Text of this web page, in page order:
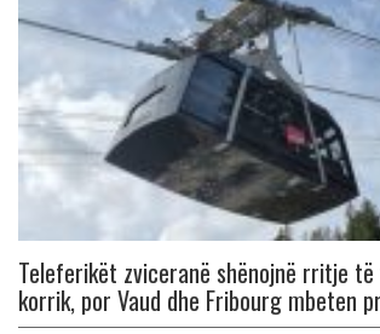
Teleferikët zviceranë shënojnë rritje
korrik, por Vaud dhe Fribourg mbeten